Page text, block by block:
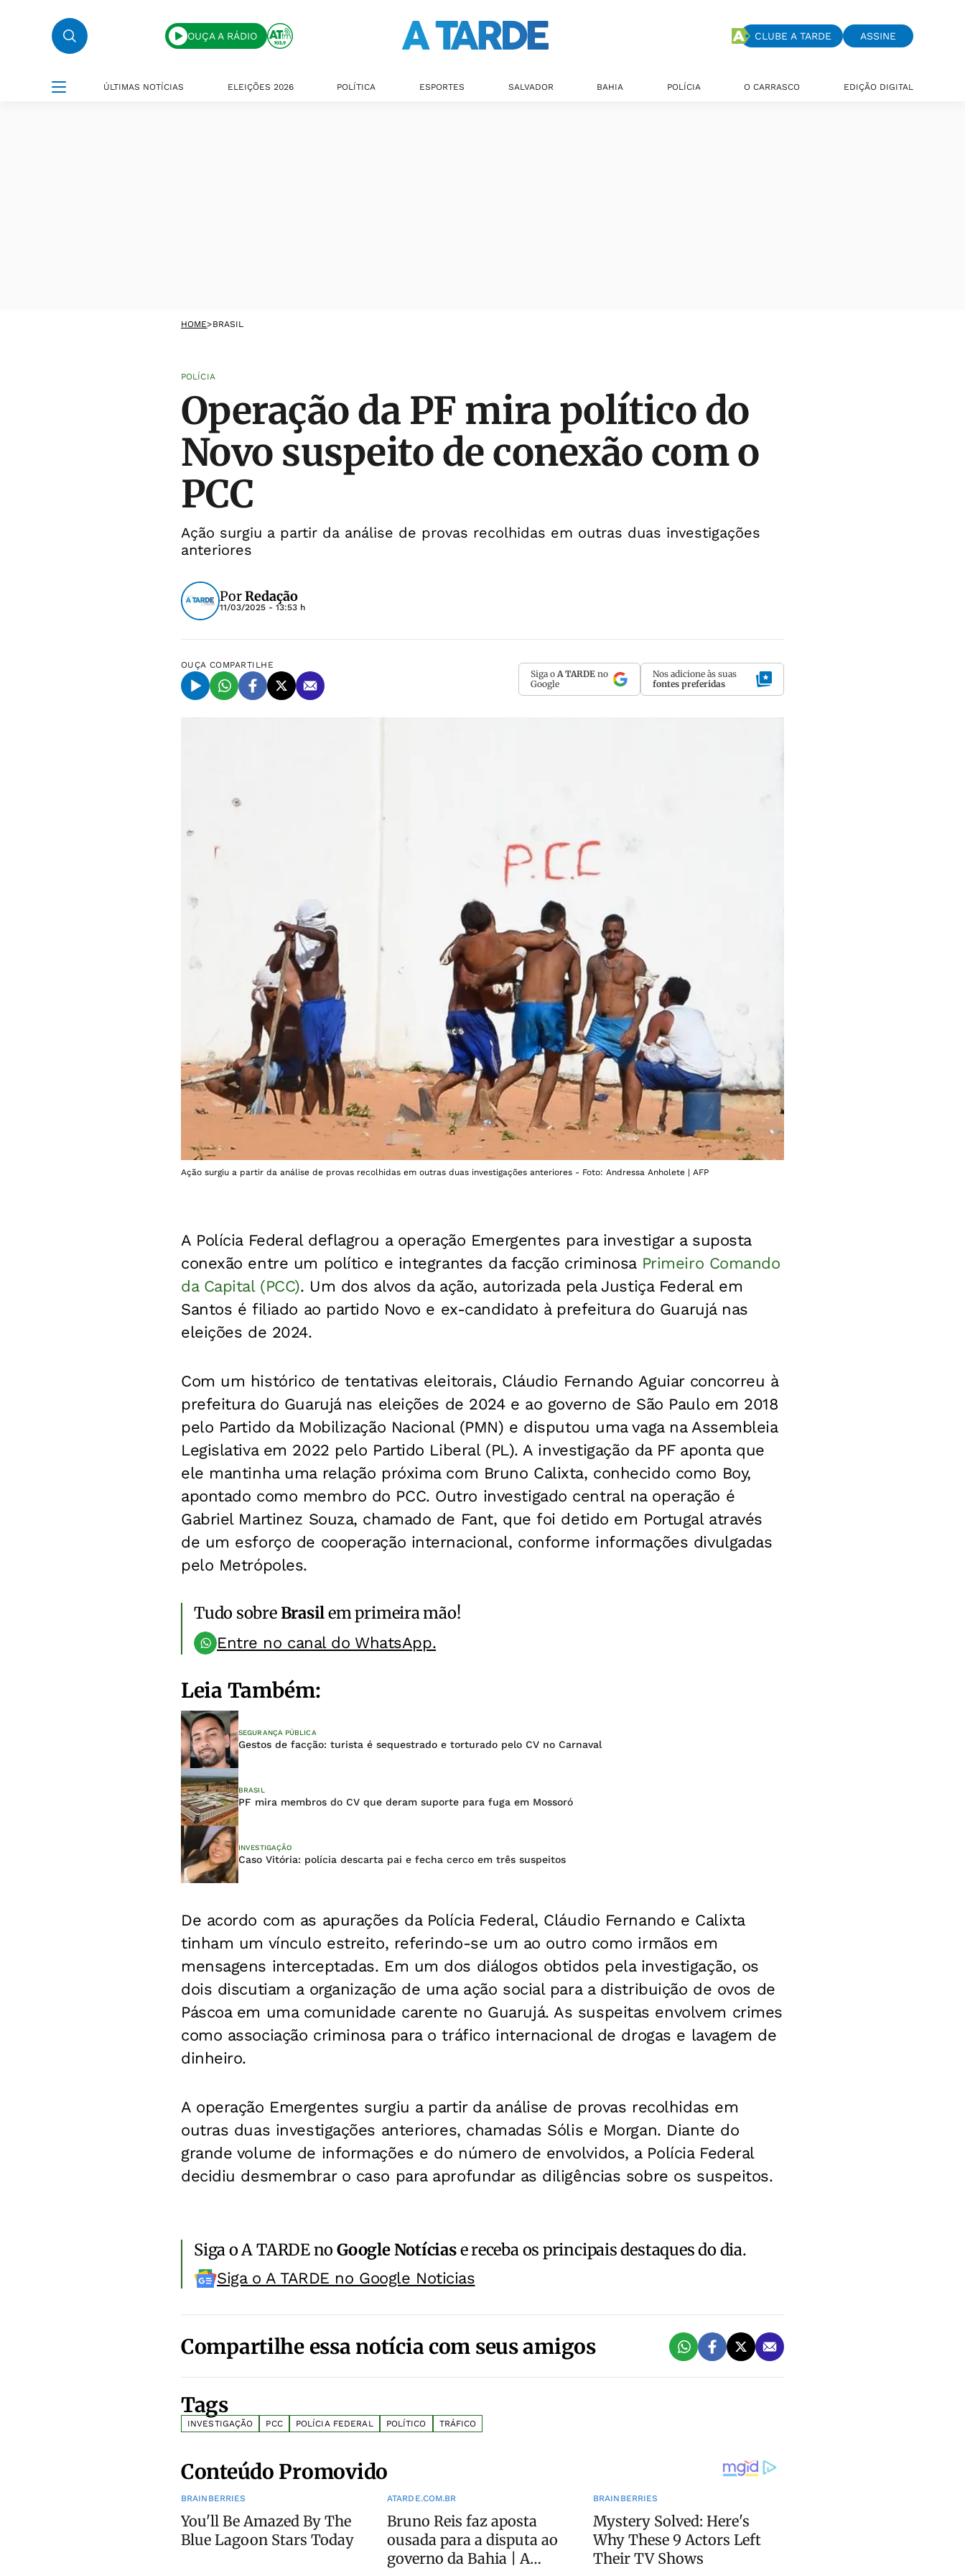
OUÇA A RÁDIO CLUBE A TARDE ASSINE
ÚLTIMAS NOTÍCIAS ELEIÇÕES 2026 POLÍTICA ESPORTES SALVADOR BAHIA POLÍCIA O CARRASCO EDIÇÃO DIGITAL
HOME>BRASIL
POLÍCIA
Operação da PF mira político do
Novo suspeito de conexão com o
PCC
Ação surgiu a partir da análise de provas recolhidas em outras duas investigações
anteriores
PorRedação
11/03/2025 - 13:53 h
OUÇA COMPARTILHE
Siga o A TARDE no
Google
Nos adicione às suas
fontes preferidas
Ação surgiu a partir da análise de provas recolhidas em outras duas investigações anteriores - Foto: Andressa Anholete | AFP
A Polícia Federal deflagrou a operação Emergentes para investigar a suposta
conexão entre um político e integrantes da facção criminosa Primeiro Comando
da Capital (PCC). Um dos alvos da ação, autorizada pela Justiça Federal em
Santos é filiado ao partido Novo e ex-candidato à prefeitura do Guarujá nas
eleições de 2024.
Com um histórico de tentativas eleitorais, Cláudio Fernando Aguiar concorreu à
prefeitura do Guarujá nas eleições de 2024 e ao governo de São Paulo em 2018
pelo Partido da Mobilização Nacional (PMN) e disputou uma vaga na Assembleia
Legislativa em 2022 pelo Partido Liberal (PL). A investigação da PF aponta que
ele mantinha uma relação próxima com Bruno Calixta, conhecido como Boy,
apontado como membro do PCC. Outro investigado central na operação é
Gabriel Martinez Souza, chamado de Fant, que foi detido em Portugal através
de um esforço de cooperação internacional, conforme informações divulgadas
pelo Metrópoles.
Tudo sobreBrasilem primeira mão!
Entre no canal do WhatsApp.
Leia Também:
SEGURANÇA PÚBLICA
Gestos de facção: turista é sequestrado e torturado pelo CV no Carnaval
BRASIL
PF mira membros do CV que deram suporte para fuga em Mossoró
INVESTIGAÇÃO
Caso Vitória: polícia descarta pai e fecha cerco em três suspeitos
De acordo com as apurações da Polícia Federal, Cláudio Fernando e Calixta
tinham um vínculo estreito, referindo-se um ao outro como irmãos em
mensagens interceptadas. Em um dos diálogos obtidos pela investigação, os
dois discutiam a organização de uma ação social para a distribuição de ovos de
Páscoa em uma comunidade carente no Guarujá. As suspeitas envolvem crimes
como associação criminosa para o tráfico internacional de drogas e lavagem de
dinheiro.
A operação Emergentes surgiu a partir da análise de provas recolhidas em
outras duas investigações anteriores, chamadas Sólis e Morgan. Diante do
grande volume de informações e do número de envolvidos, a Polícia Federal
decidiu desmembrar o caso para aprofundar as diligências sobre os suspeitos.
Siga o A TARDE noGoogle Notíciase receba os principais destaques do dia.
Siga o A TARDE no Google Noticias
Compartilhe essa notícia com seus amigos
Tags
INVESTIGAÇÃO PCC POLÍCIA FEDERAL POLÍTICO TRÁFICO